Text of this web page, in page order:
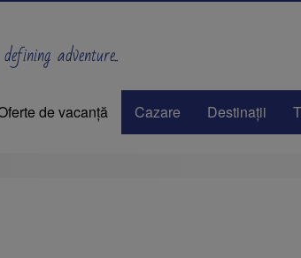
defining adventure..
de vacanță Cazare Destinaţii